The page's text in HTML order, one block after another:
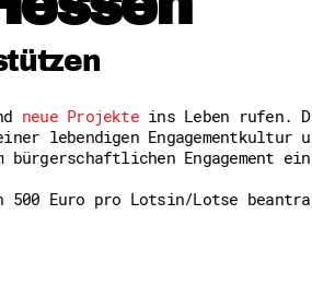
neue Projekteins Leben rufen.
lebendigen Engagementkultur
Engagement ein
500 Euro pro Lotsin/Lotse